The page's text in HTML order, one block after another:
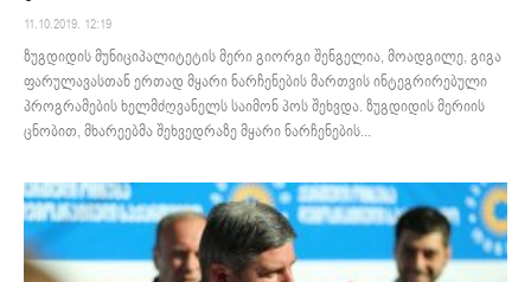
11.10.2019. 12:19
ზუგდიდის მუნიციპალიტეტის მერი გიორგი შენგელია, მოადგილე, გიგა
ფარულავასთან ერთად მყარი ნარჩენების მართვის ინტეგრირებული
პროგრამების ხელმძღვანელს საიმონ პოს შეხვდა. ზუგდიდის მერიის
ცნობით, მხარეებმა შეხვედრაზე მყარი ნარჩენების...